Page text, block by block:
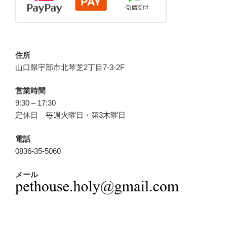
住所
山口県宇部市北琴芝2丁目7-3-2F
営業時間
9:30 – 17:30
定休日 毎週火曜日・第3木曜日
電話
0836-35-5060
メール